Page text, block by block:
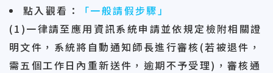
點入觀看 ：
「一般請假步驟」
(1)一律請至應用資訊系統申請並依規定檢附相關證
明文件，系統將自動通知師長進行審核(若被退件，
需五個工作日內重新送件，逾期不予受理)，審核通